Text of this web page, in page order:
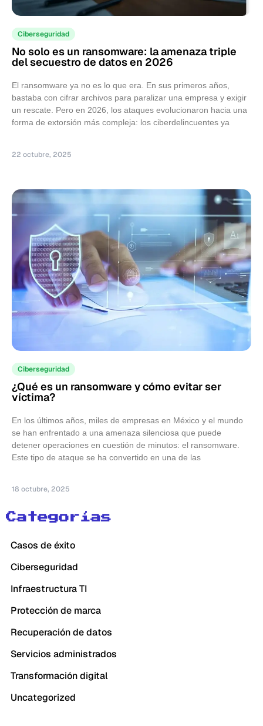
Ciberseguridad
No solo es un ransomware: la amenaza triple
del secuestro de datos en 2026
El ransomware ya no es lo que era. En sus primeros años,
bastaba con cifrar archivos para paralizar una empresa y exigir
un rescate. Pero en 2026, los ataques evolucionaron hacia una
forma de extorsión más compleja: los ciberdelincuentes ya
22 octubre, 2025
Ciberseguridad
¿Qué es un ransomware y cómo evitar ser
víctima?
En los últimos años, miles de empresas en México y el mundo
se han enfrentado a una amenaza silenciosa que puede
detener operaciones en cuestión de minutos: el ransomware.
Este tipo de ataque se ha convertido en una de las
18 octubre, 2025
Categorías
Casos de éxito
Ciberseguridad
Infraestructura TI
Protección de marca
Recuperación de datos
Servicios administrados
Transformación digital
Uncategorized